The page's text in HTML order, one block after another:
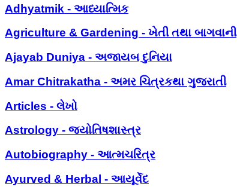
Adhyatmik - આધ્યાત્મિક
Agriculture & Gardening - ખેતી તથા બાગવાની
Ajayab Duniya - અજાયબ દુનિયા
Amar Chitrakatha - અમર ચિત્રકથા ગુજરાતી
Articles - લેખો
Astrology - જ્યોતિષશાસ્ત્ર
Autobiography - આત્મચરિત્ર
Ayurved & Herbal - આયૂર્વેદ